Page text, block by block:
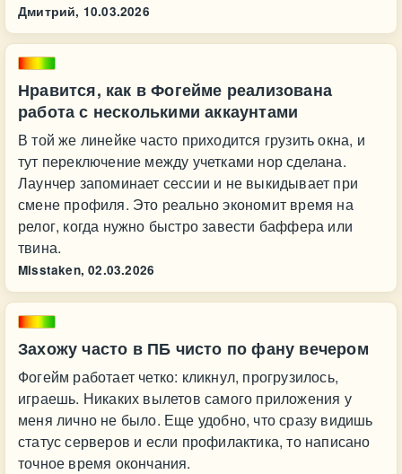
Дмитрий, 10.03.2026
Нравится, как в Фогейме реализована
работа с несколькими аккаунтами
В той же линейке часто приходится грузить окна, и
тут переключение между учетками нор сделана.
Лаунчер запоминает сессии и не выкидывает при
смене профиля. Это реально экономит время на
релог, когда нужно быстро завести баффера или
твина.
Misstaken, 02.03.2026
Захожу часто в ПБ чисто по фану вечером
Фогейм работает четко: кликнул, прогрузилось,
играешь. Никаких вылетов самого приложения у
меня лично не было. Еще удобно, что сразу видишь
статус серверов и если профилактика, то написано
точное время окончания.